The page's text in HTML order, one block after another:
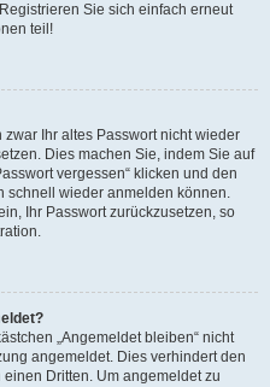
Sie sich einfach erneut
teil!
Ihr altes Passwort nicht wieder
Dies machen Sie, indem Sie auf
vergessen“ klicken und den
schnell wieder anmelden können.
Ihr Passwort zurückzusetzen, so
„Angemeldet bleiben“ nicht
angemeldet. Dies verhindert den
Dritten. Um angemeldet zu